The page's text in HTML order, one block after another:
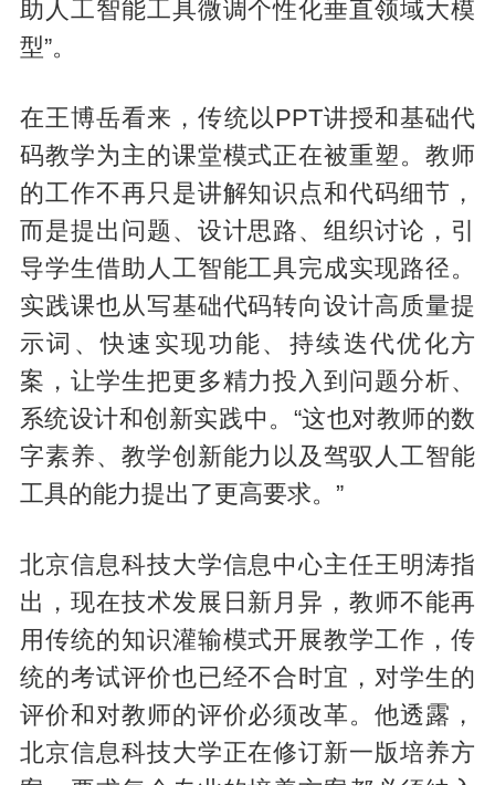
助人工智能工具微调个性化垂直领域大模
型”。
在王博岳看来，传统以PPT讲授和基础代
码教学为主的课堂模式正在被重塑。教师
的工作不再只是讲解知识点和代码细节，
而是提出问题、设计思路、组织讨论，引
导学生借助人工智能工具完成实现路径。
实践课也从写基础代码转向设计高质量提
示词、快速实现功能、持续迭代优化方
案，让学生把更多精力投入到问题分析、
系统设计和创新实践中。“这也对教师的数
字素养、教学创新能力以及驾驭人工智能
工具的能力提出了更高要求。”
北京信息科技大学信息中心主任王明涛指
出，现在技术发展日新月异，教师不能再
用传统的知识灌输模式开展教学工作，传
统的考试评价也已经不合时宜，对学生的
评价和对教师的评价必须改革。他透露，
北京信息科技大学正在修订新一版培养方